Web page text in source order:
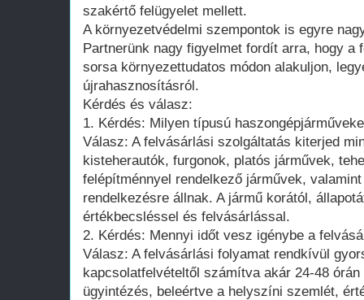
szakértő felügyelet mellett.
A környezetvédelmi szempontok is egyre
Partnerünk nagy figyelmet fordít arra, hogy a
sorsa környezettudatos módon alakuljon,
újrahasznosításról.
Kérdés és válasz:
1. Kérdés: Milyen típusú
Válasz: A felvásárlási szolgáltatás kiterjed
kisteherautók, furgonok, platós járművek,
felépítménnyel rendelkező járművek,
rendelkezésre állnak. A jármű korától,
értékbecsléssel és felvásárlással.
2. Kérdés: Mennyi időt vesz igénybe a
Válasz: A felvásárlási folyamat rendkívül
kapcsolatfelvételtől számítva akár 24-48
ügyintézés, beleértve a helyszíni szemlét,